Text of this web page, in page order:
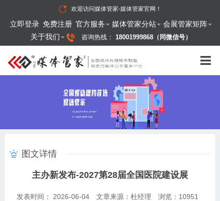
欢迎访问媒体管家-媒体管家官网 ！
立即登录 免费注册 官方服务 媒体管家分站
会展管家矩阵
关于我们
咨询热线： 18001999868（同微信号）
图文详情
主办新发布-2027第28届全国医院建设展
发表时间： 2026-06-04 文章来源：杜经理 浏览： 10951